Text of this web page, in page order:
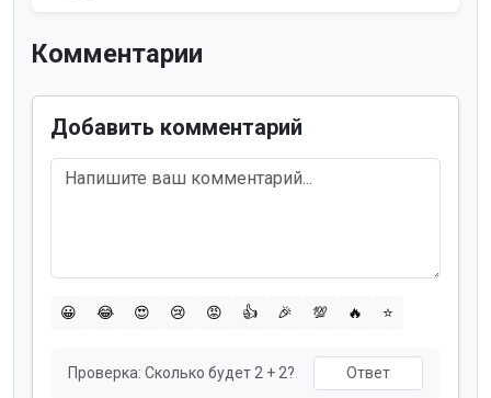
Комментарии
Добавить комментарий
😀 😂 😍 😢 😡 👍 🎉 💯 🔥 ⭐
Проверка: Сколько будет 2 + 2?